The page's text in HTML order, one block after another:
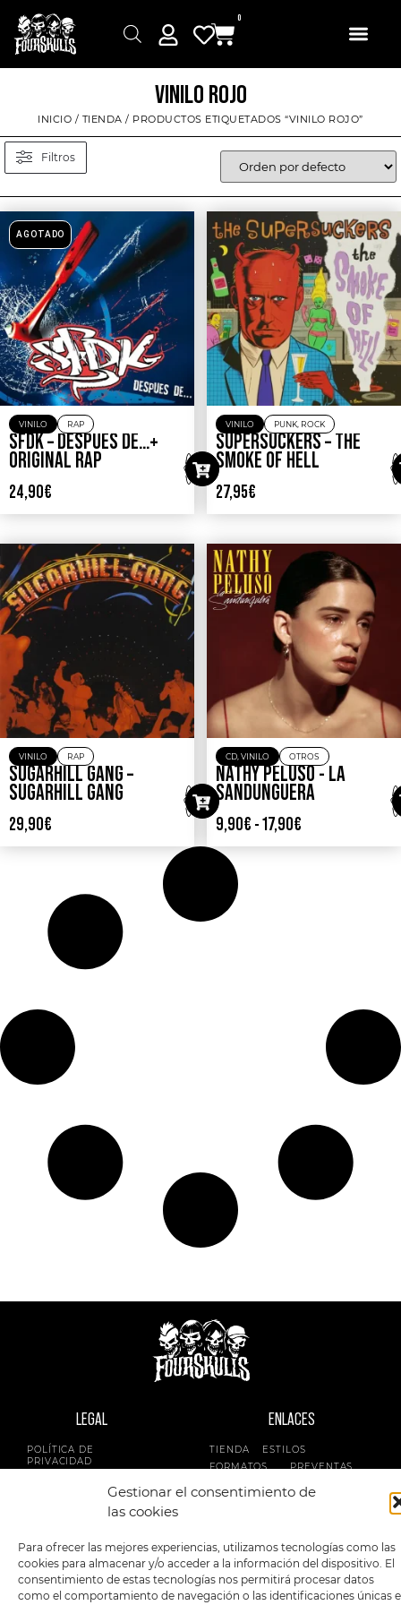
Gestionar el consentimiento de
las cookies
Para ofrecer las mejores experiencias, utilizamos tecnologías como las
cookies para almacenar y/o acceder a la información del dispositivo. El
consentimiento de estas tecnologías nos permitirá procesar datos
como el comportamiento de navegación o las identificaciones únicas
0
VINILO ROJO
INICIO / TIENDA / PRODUCTOS ETIQUETADOS “VINILO ROJO”
Filtros
AGOTADO
VINILO RAP
SFDK – DESPUES DE…+
ORIGINAL RAP
24,90€
VINILO PUNK, ROCK
SUPERSUCKERS – THE
SMOKE OF HELL
27,95€
VINILO RAP
SUGARHILL GANG –
SUGARHILL GANG
29,90€
CD, VINILO OTROS
NATHY PELUSO ‎- LA
SANDUNGUERA
9,90€ - 17,90€
LEGAL
POLÍTICA DE
PRIVACIDAD
ENLACES
TIENDA
ESTILOS
FORMATOS
PREVENTAS
SIGUENOS EN: METODOS DE PAGO: